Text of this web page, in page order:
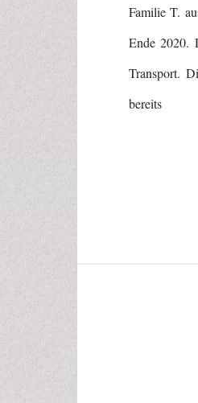
Familie T.
Ende 2020.
Transport.
bereits